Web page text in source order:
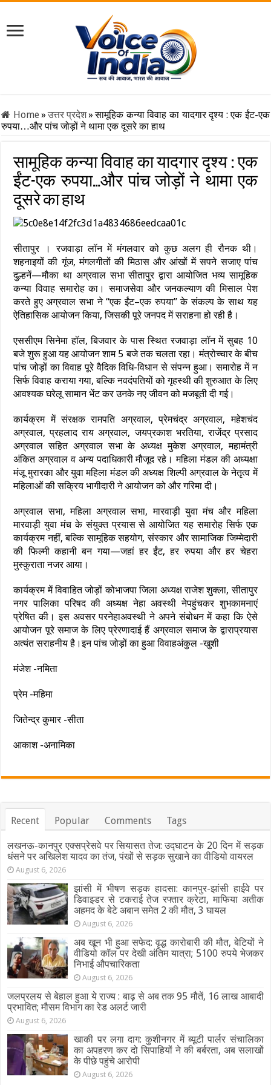
Home»उत्तर प्रदेश» सामूहिक कन्या विवाह का यादगार दृश्य : एक ईंट-एक
रुपया…और पांच जोड़ों ने थामा एक दूसरे का हाथ
सामूहिक कन्या विवाह का यादगार दृश्य : एक
ईंट-एक रुपया…और पांच जोड़ों ने थामा एक
दूसरे का हाथ
सीतापुर । रजवाड़ा लॉन में मंगलवार को कुछ अलग ही रौनक थी।
शहनाइयों की गूंज, मंगलगीतों की मिठास और आंखों में सपने सजाए पांच
दुल्हनें—मौका था अग्रवाल सभा सीतापुर द्वारा आयोजित भव्य सामूहिक
कन्या विवाह समारोह का। समाजसेवा और जनकल्याण की मिसाल पेश
करते हुए अग्रवाल सभा ने “एक ईंट–एक रुपया” के संकल्प के साथ यह
ऐतिहासिक आयोजन किया, जिसकी पूरे जनपद में सराहना हो रही है।
एससीएम सिनेमा हॉल, बिजवार के पास स्थित रजवाड़ा लॉन में सुबह 10
बजे शुरू हुआ यह आयोजन शाम 5 बजे तक चलता रहा। मंत्रोच्चार के बीच
पांच जोड़ों का विवाह पूरे वैदिक विधि-विधान से संपन्न हुआ। समारोह में न
सिर्फ विवाह कराया गया, बल्कि नवदंपतियों को गृहस्थी की शुरुआत के लिए
आवश्यक घरेलू सामान भेंट कर उनके नए जीवन को मजबूती दी गई।
कार्यक्रम में संरक्षक रामपति अग्रवाल, प्रेमचंद्र अग्रवाल, महेशचंद
अग्रवाल, प्रहलाद राय अग्रवाल, जयप्रकाश भरतिया, राजेंद्र प्रसाद
अग्रवाल सहित अग्रवाल सभा के अध्यक्ष मुकेश अग्रवाल, महामंत्री
अंकित अग्रवाल व अन्य पदाधिकारी मौजूद रहे। महिला मंडल की अध्यक्षा
मंजू मुरारका और युवा महिला मंडल की अध्यक्ष शिल्पी अग्रवाल के नेतृत्व में
महिलाओं की सक्रिय भागीदारी ने आयोजन को और गरिमा दी।
अग्रवाल सभा, महिला अग्रवाल सभा, मारवाड़ी युवा मंच और महिला
मारवाड़ी युवा मंच के संयुक्त प्रयास से आयोजित यह समारोह सिर्फ एक
कार्यक्रम नहीं, बल्कि सामूहिक सहयोग, संस्कार और सामाजिक जिम्मेदारी
की फिल्मी कहानी बन गया—जहां हर ईंट, हर रुपया और हर चेहरा
मुस्कुराता नजर आया।
कार्यक्रम में विवाहित जोड़ों कोभाजपा जिला अध्यक्ष राजेश शुक्ला, सीतापुर
नगर पालिका परिषद की अध्यक्ष नेहा अवस्थी नेपहुंचकर शुभकामनाएं
प्रेषित की। इस अवसर परनेहाअवस्थी ने अपने संबोधन में कहा कि ऐसे
आयोजन पूरे समाज के लिए प्रेरणादाई हैं अग्रवाल समाज के द्वाराप्रयास
अत्यंत सराहनीय है।इन पांच जोड़ों का हुआ विवाहअंकुल -खुशी
मंजेश -नमिता
प्रेम -महिमा
जितेन्द्र कुमार -सीता
आकाश -अनामिका
Recent Popular Comments Tags
लखनऊ-कानपुर एक्सप्रेसवे पर सियासत तेज: उद्घाटन के 20 दिन में सड़क
धंसने पर अखिलेश यादव का तंज, पंखों से सड़क सुखाने का वीडियो वायरल
August 6, 2026
झांसी में भीषण सड़क हादसा: कानपुर-झांसी हाईवे पर
डिवाइडर से टकराई तेज रफ्तार क्रेटा, माफिया अतीक
अहमद के बेटे अबान समेत 2 की मौत, 3 घायल
August 6, 2026
अब खून भी हुआ सफेद: वृद्ध कारोबारी की मौत, बेटियों ने
वीडियो कॉल पर देखी अंतिम यात्रा; 5100 रुपये भेजकर
निभाई औपचारिकता
August 6, 2026
जलप्रलय से बेहाल हुआ ये राज्य : बाढ़ से अब तक 95 मौतें, 16 लाख आबादी
प्रभावित; मौसम विभाग का रेड अलर्ट जारी
August 6, 2026
खाकी पर लगा दाग: कुशीनगर में ब्यूटी पार्लर संचालिका
का अपहरण कर दो सिपाहियों ने की बर्बरता, अब सलाखों
के पीछे पहुंचे आरोपी
August 6, 2026